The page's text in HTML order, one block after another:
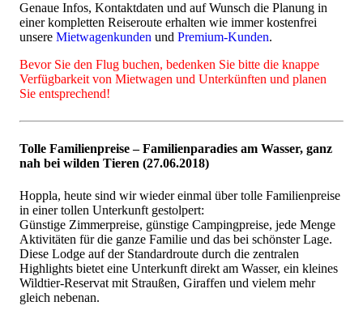
Genaue Infos, Kontaktdaten und auf Wunsch die Planung in
einer kompletten Reiseroute erhalten wie immer kostenfrei
unsere Mietwagenkunden und Premium-Kunden.
Bevor Sie den Flug buchen, bedenken Sie bitte die knappe
Verfügbarkeit von Mietwagen und Unterkünften und planen
Sie entsprechend!
Tolle Familienpreise – Familienparadies am Wasser, ganz
nah bei wilden Tieren (27.06.2018)
Hoppla, heute sind wir wieder einmal über tolle Familienpreise
in einer tollen Unterkunft gestolpert:
Günstige Zimmerpreise, günstige Campingpreise, jede Menge
Aktivitäten für die ganze Familie und das bei schönster Lage.
Diese Lodge auf der Standardroute durch die zentralen
Highlights bietet eine Unterkunft direkt am Wasser, ein kleines
Wildtier-Reservat mit Straußen, Giraffen und vielem mehr
gleich nebenan.